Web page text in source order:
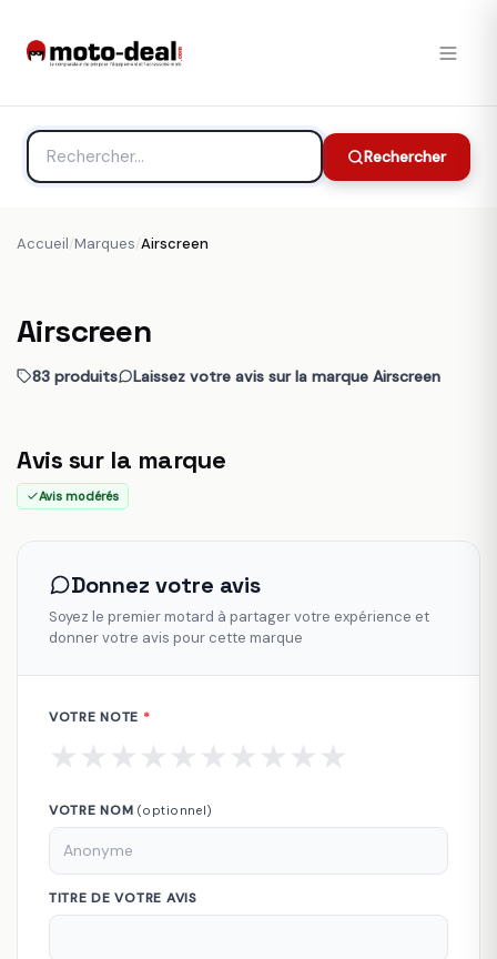
Rechercher
Accueil/Marques/Airscreen
Airscreen
83 produits Laissez votre avis sur la marque Airscreen
Avis sur la marque
Avis modérés
Donnez votre avis
Soyez le premier motard à partager votre expérience et
donner votre avis pour cette marque
VOTRE NOTE *
★ ★ ★ ★ ★ ★ ★ ★ ★ ★
VOTRE NOM(optionnel)
TITRE DE VOTRE AVIS